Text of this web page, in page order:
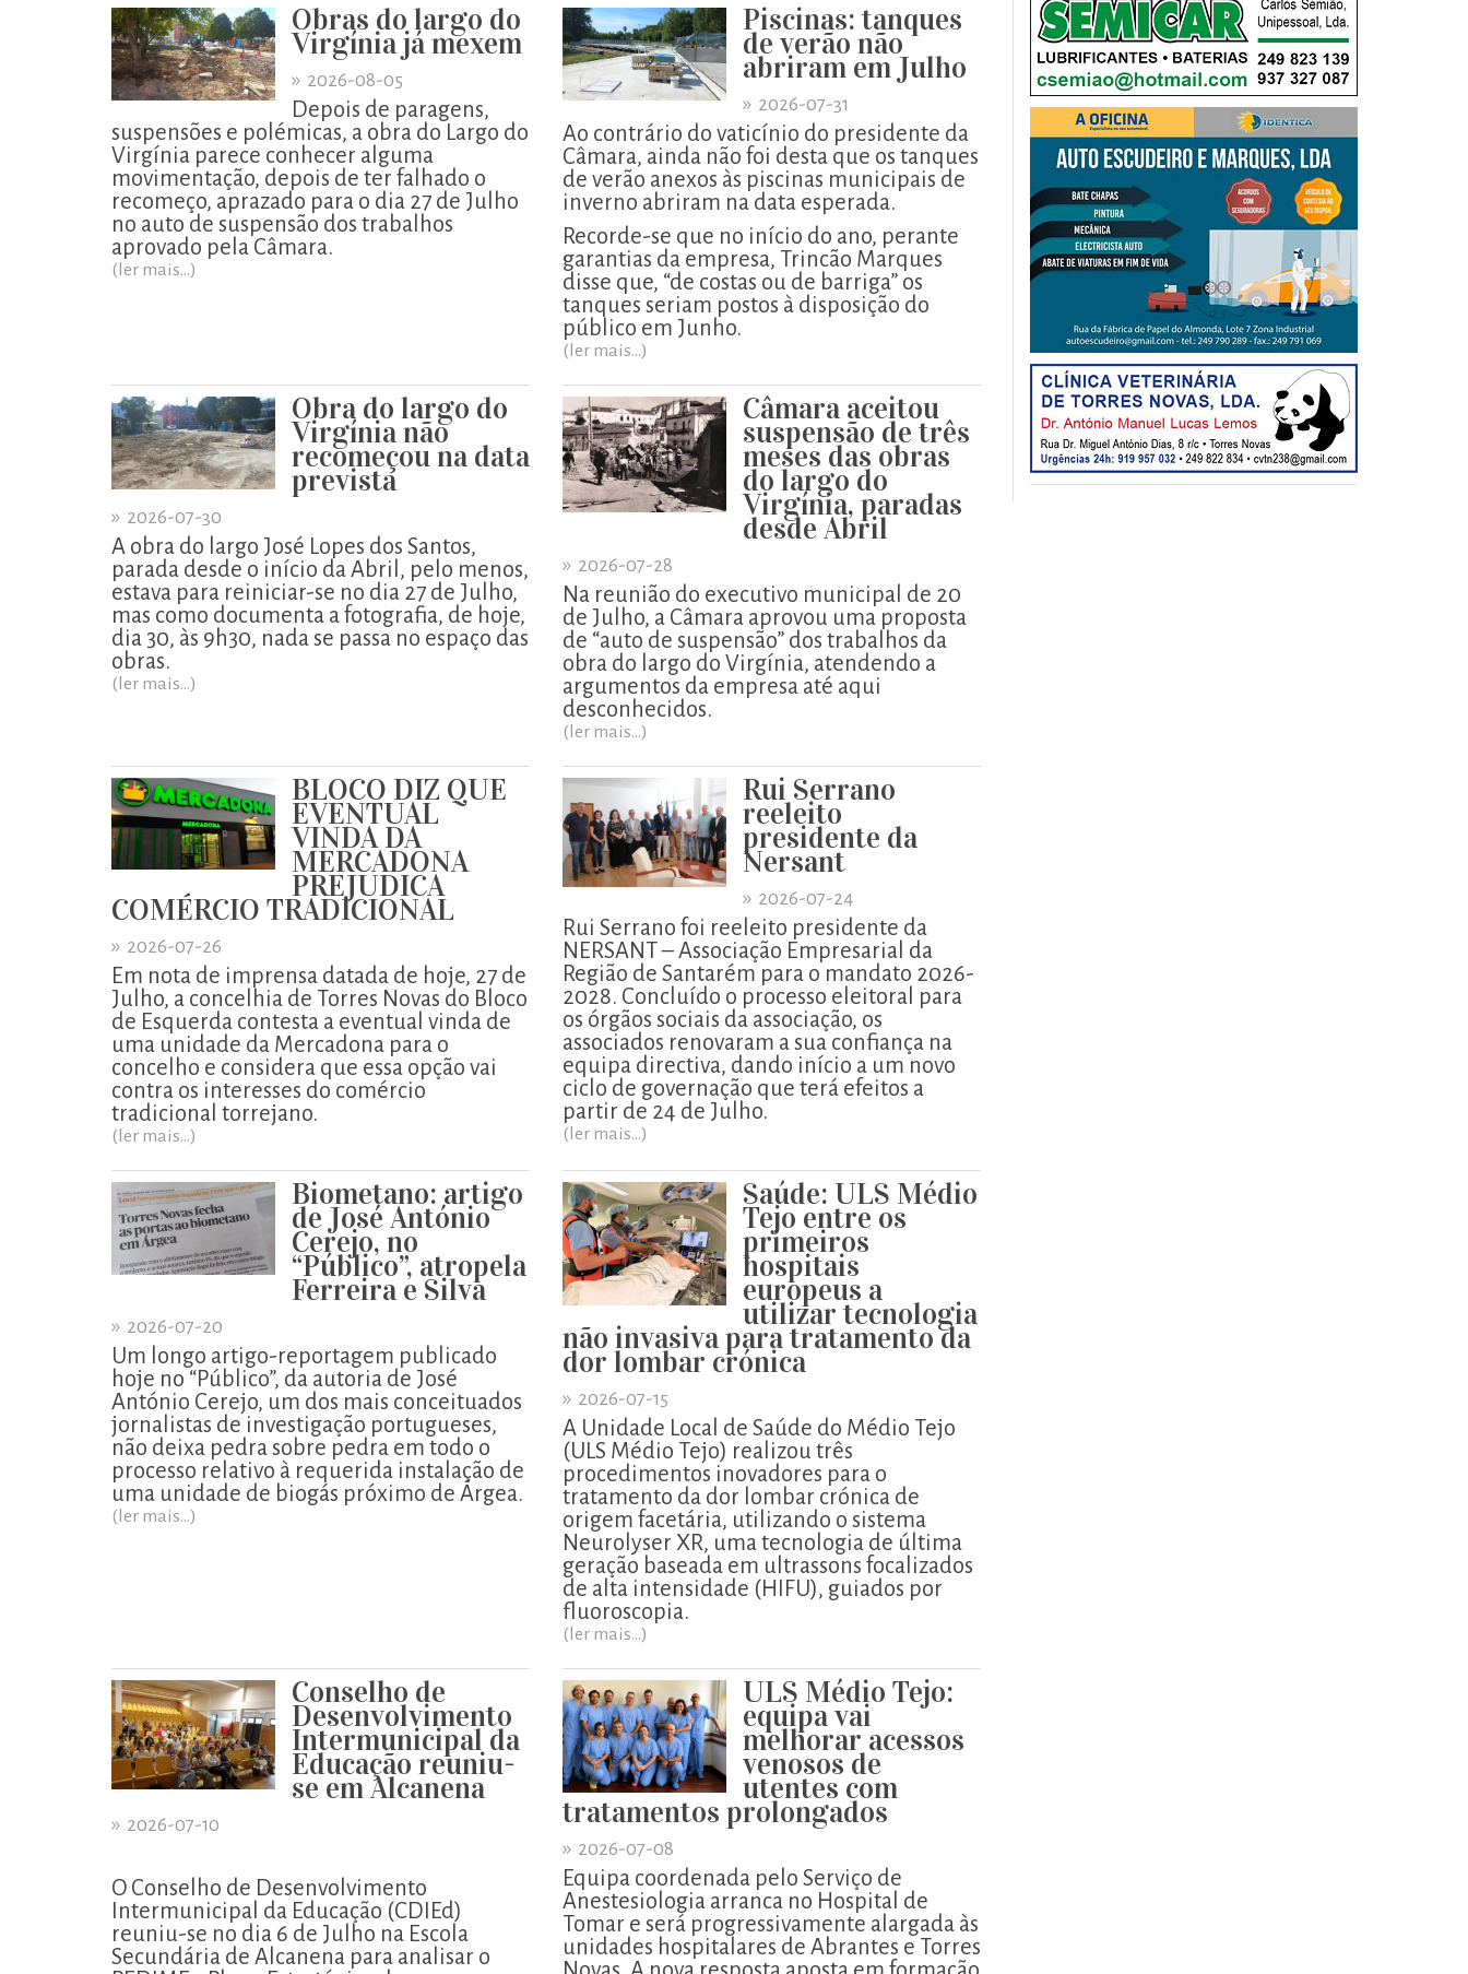
Obras do largo do
Virgínia já mexem
» 2026-08-05
Depois de paragens,
suspensões e polémicas, a obra do Largo do
Virgínia parece conhecer alguma
movimentação, depois de ter falhado o
recomeço, aprazado para o dia 27 de Julho
no auto de suspensão dos trabalhos
aprovado pela Câmara.
(ler mais...)
Piscinas: tanques
de verão não
abriram em Julho
» 2026-07-31
Ao contrário do vaticínio do presidente da
Câmara, ainda não foi desta que os tanques
de verão anexos às piscinas municipais de
inverno abriram na data esperada.
Recorde-se que no início do ano, perante
garantias da empresa, Trincão Marques
disse que, “de costas ou de barriga” os
tanques seriam postos à disposição do
público em Junho.
(ler mais...)
Obra do largo do
Virgínia não
recomeçou na data
prevista
» 2026-07-30
A obra do largo José Lopes dos Santos,
parada desde o início da Abril, pelo menos,
estava para reiniciar-se no dia 27 de Julho,
mas como documenta a fotografia, de hoje,
dia 30, às 9h30, nada se passa no espaço das
obras.
(ler mais...)
Câmara aceitou
suspensão de três
meses das obras
do largo do
Virgínia, paradas
desde Abril
» 2026-07-28
Na reunião do executivo municipal de 20
de Julho, a Câmara aprovou uma proposta
de “auto de suspensão” dos trabalhos da
obra do largo do Virgínia, atendendo a
argumentos da empresa até aqui
desconhecidos.
(ler mais...)
BLOCO DIZ QUE
EVENTUAL
VINDA DA
MERCADONA
PREJUDICA
COMÉRCIO TRADICIONAL
» 2026-07-26
Em nota de imprensa datada de hoje, 27 de
Julho, a concelhia de Torres Novas do Bloco
de Esquerda contesta a eventual vinda de
uma unidade da Mercadona para o
concelho e considera que essa opção vai
contra os interesses do comércio
tradicional torrejano.
(ler mais...)
Rui Serrano
reeleito
presidente da
Nersant
» 2026-07-24
Rui Serrano foi reeleito presidente da
NERSANT – Associação Empresarial da
Região de Santarém para o mandato 2026-
2028. Concluído o processo eleitoral para
os órgãos sociais da associação, os
associados renovaram a sua confiança na
equipa directiva, dando início a um novo
ciclo de governação que terá efeitos a
partir de 24 de Julho.
(ler mais...)
Biometano: artigo
de José António
Cerejo, no
“Público”, atropela
Ferreira e Silva
» 2026-07-20
Um longo artigo-reportagem publicado
hoje no “Público”, da autoria de José
António Cerejo, um dos mais conceituados
jornalistas de investigação portugueses,
não deixa pedra sobre pedra em todo o
processo relativo à requerida instalação de
uma unidade de biogás próximo de Árgea.
(ler mais...)
Saúde: ULS Médio
Tejo entre os
primeiros
hospitais
europeus a
utilizar tecnologia
não invasiva para tratamento da
dor lombar crónica
» 2026-07-15
A Unidade Local de Saúde do Médio Tejo
(ULS Médio Tejo) realizou três
procedimentos inovadores para o
tratamento da dor lombar crónica de
origem facetária, utilizando o sistema
Neurolyser XR, uma tecnologia de última
geração baseada em ultrassons focalizados
de alta intensidade (HIFU), guiados por
fluoroscopia.
(ler mais...)
Conselho de
Desenvolvimento
Intermunicipal da
Educação reuniu-
se em Alcanena
» 2026-07-10
O Conselho de Desenvolvimento
Intermunicipal da Educação (CDIEd)
reuniu-se no dia 6 de Julho na Escola
Secundária de Alcanena para analisar o
ULS Médio Tejo:
equipa vai
melhorar acessos
venosos de
utentes com
tratamentos prolongados
» 2026-07-08
Equipa coordenada pelo Serviço de
Anestesiologia arranca no Hospital de
Tomar e será progressivamente alargada às
unidades hospitalares de Abrantes e Torres